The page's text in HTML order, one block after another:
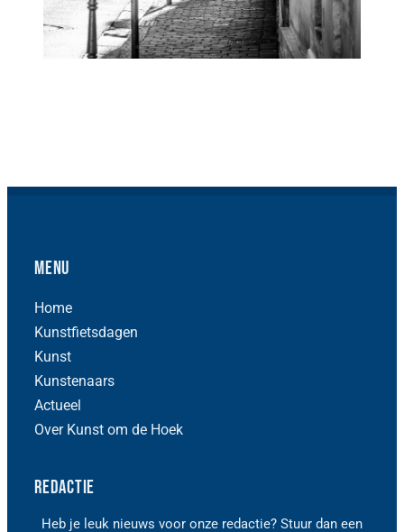
Menu
Home
Kunstfietsdagen
Kunst
Kunstenaars
Actueel
Over Kunst om de Hoek
Redactie
Heb je leuk nieuws voor onze redactie? Stuur dan een